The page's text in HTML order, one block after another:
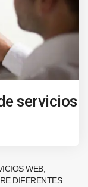
servicios
WEB,
DIFERENTES